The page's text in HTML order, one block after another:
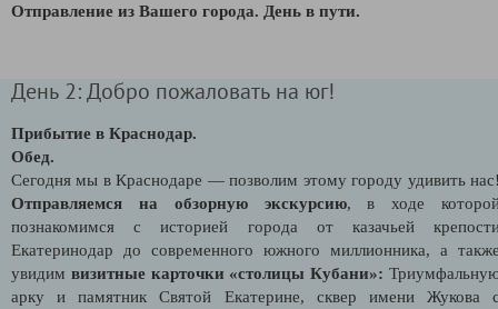
Отправление из Вашего города. День в пути.
День 2: Добро пожаловать на юг!
Прибытие в Краснодар.
Обед.
Сегодня мы в Краснодаре — позволим этому городу удивить
Отправляемся на обзорную экскурсию, в ходе
познакомимся с историей города от казачьей
Екатеринодар до современного южного миллионника, а
увидим визитные карточки «столицы Кубани»:
арку и памятник Святой Екатерине, сквер имени Жукова